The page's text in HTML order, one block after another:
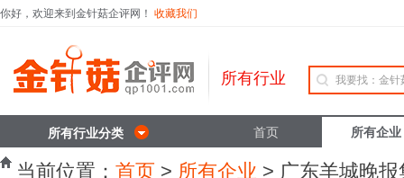
你好，欢迎来到金针菇企评网！ 收藏我们
所有行业
所有行业分类 首页 所有企业
当前位置： 首页 > 所有企业 > 广东羊城晚报